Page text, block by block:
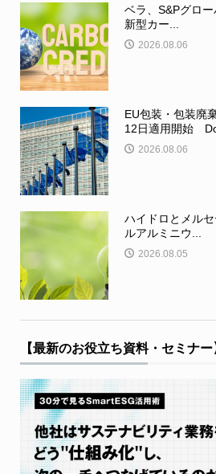
ベラ、S&Pグロ
新型カー...
2026.08.06
EU包装・包装廃
12日適用開始
2026.08.06
ハイドロとメル
ルアルミニウ...
2026.08.05
【最新のお役立ち資料・セミナー